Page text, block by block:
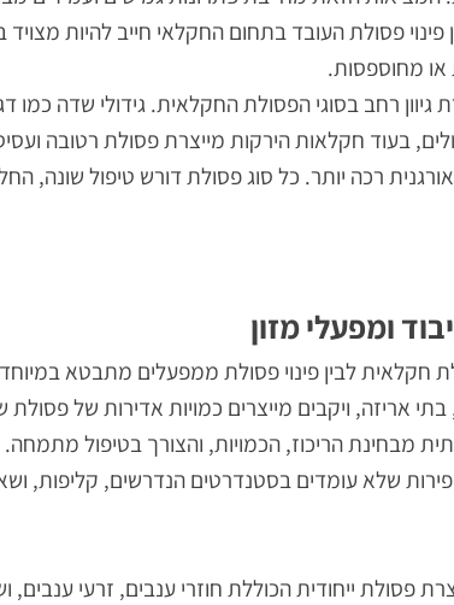
שטח רחב ובתנאי גישה מגוונים, החל מאזורים
הזאת מחייבת פתרונות גמישים ועמידים
פסולת העובד בתחום החקלאי חייב להיות מצויד
רחב בסוגי הפסולת החקלאית. גידולי שדה כמו
מזון
לבין פינוי פסולת ממפעלים מתבטא
אריזה, ויקבים מייצרים כמויות אדירות של פסולת